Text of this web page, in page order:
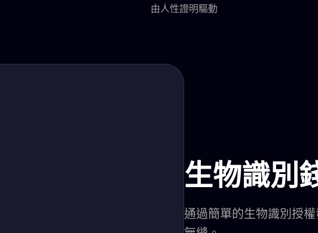
由人性證明驅動
生物識別
通過簡單的生物識別授